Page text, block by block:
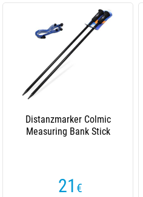
Distanzmarker Colmic
Measuring Bank Stick
21 €